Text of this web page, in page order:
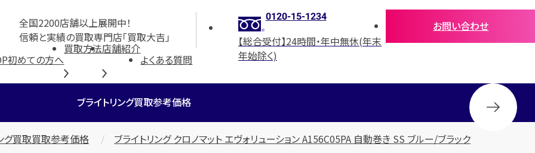
全国2200店舗以上展開中！
信頼と実績の買取専門店「買取大吉」
0120-15-1234
【総合受付】24時間・年中無休(年末
年始除く)
お問い合わせ
初めての方へ
買取方法店舗紹介
よくある質問
ブライトリング買取参考価格
グ買取買取参考価格 ブライトリング クロノマット エヴォリューション A156C05PA 自動巻き SS ブルー/ブラック